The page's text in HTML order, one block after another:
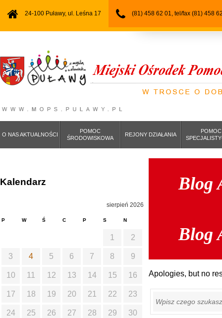
24-100 Puławy, ul. Leśna 17 (81) 458 62 01, tel/fax (81) 458
O NAS AKTUALNOŚCI
POMOC
ŚRODOWISKOWA
REJONY DZIAŁANIA
POMOC
Blog
Blog
Apologies, but no
Szukaj
Kalendarz
sierpień 2026
P W Ś C P S N
1 2
3 4 5 6 7 8 9
10 11 12 13 14 15 16
17 18 19 20 21 22 23
24 25 26 27 28 29 30